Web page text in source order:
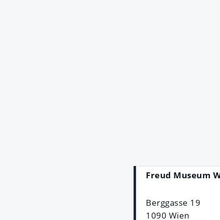
Freud Museum
Berggasse 19
1090 Wien